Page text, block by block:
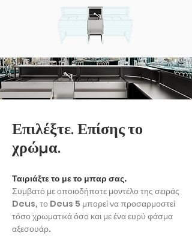
Επιλέξτε. Επίσης το
χρώμα.
Ταιριάξτε το με το μπαρ σας.
Συμβατό με οποιοδήποτε μοντέλο της σειράς
Deus, το Deus 5 μπορεί να προσαρμοστεί
τόσο χρωματικά όσο και με ένα ευρύ φάσμα
αξεσουάρ.